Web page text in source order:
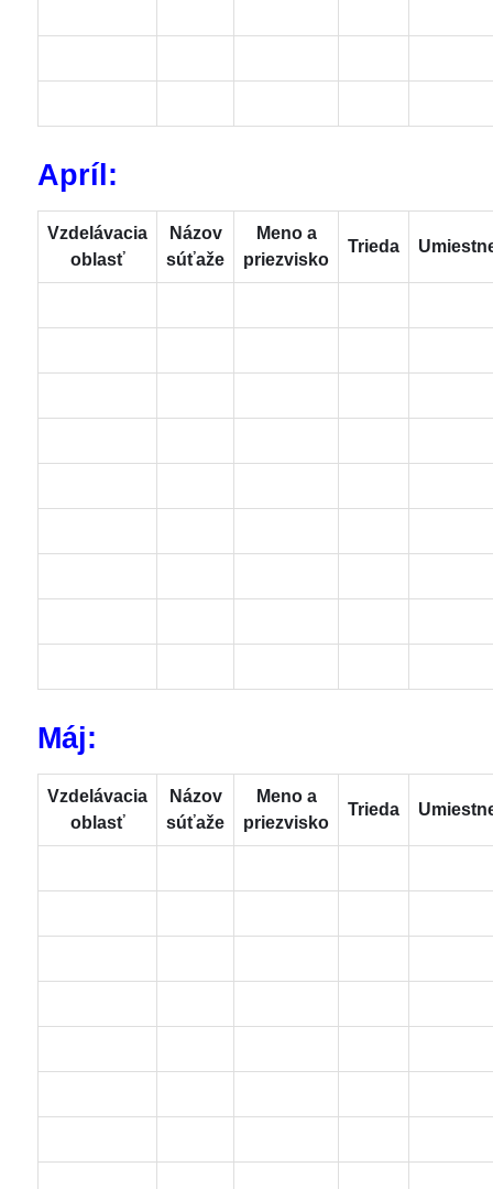
Apríl:
Vzdelávacia
oblasť
Názov
súťaže
Meno a
priezvisko
Trieda
Máj:
Vzdelávacia
oblasť
Názov
súťaže
Meno a
priezvisko
Trieda